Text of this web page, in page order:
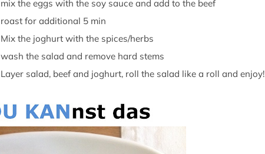
mix the eggs with the soy sauce and add to the beef
roast for additional 5 min
Mix the joghurt with the spices/herbs
wash the salad and remove hard stems
Layer salad, beef and joghurt, roll the salad like a roll and enjoy!